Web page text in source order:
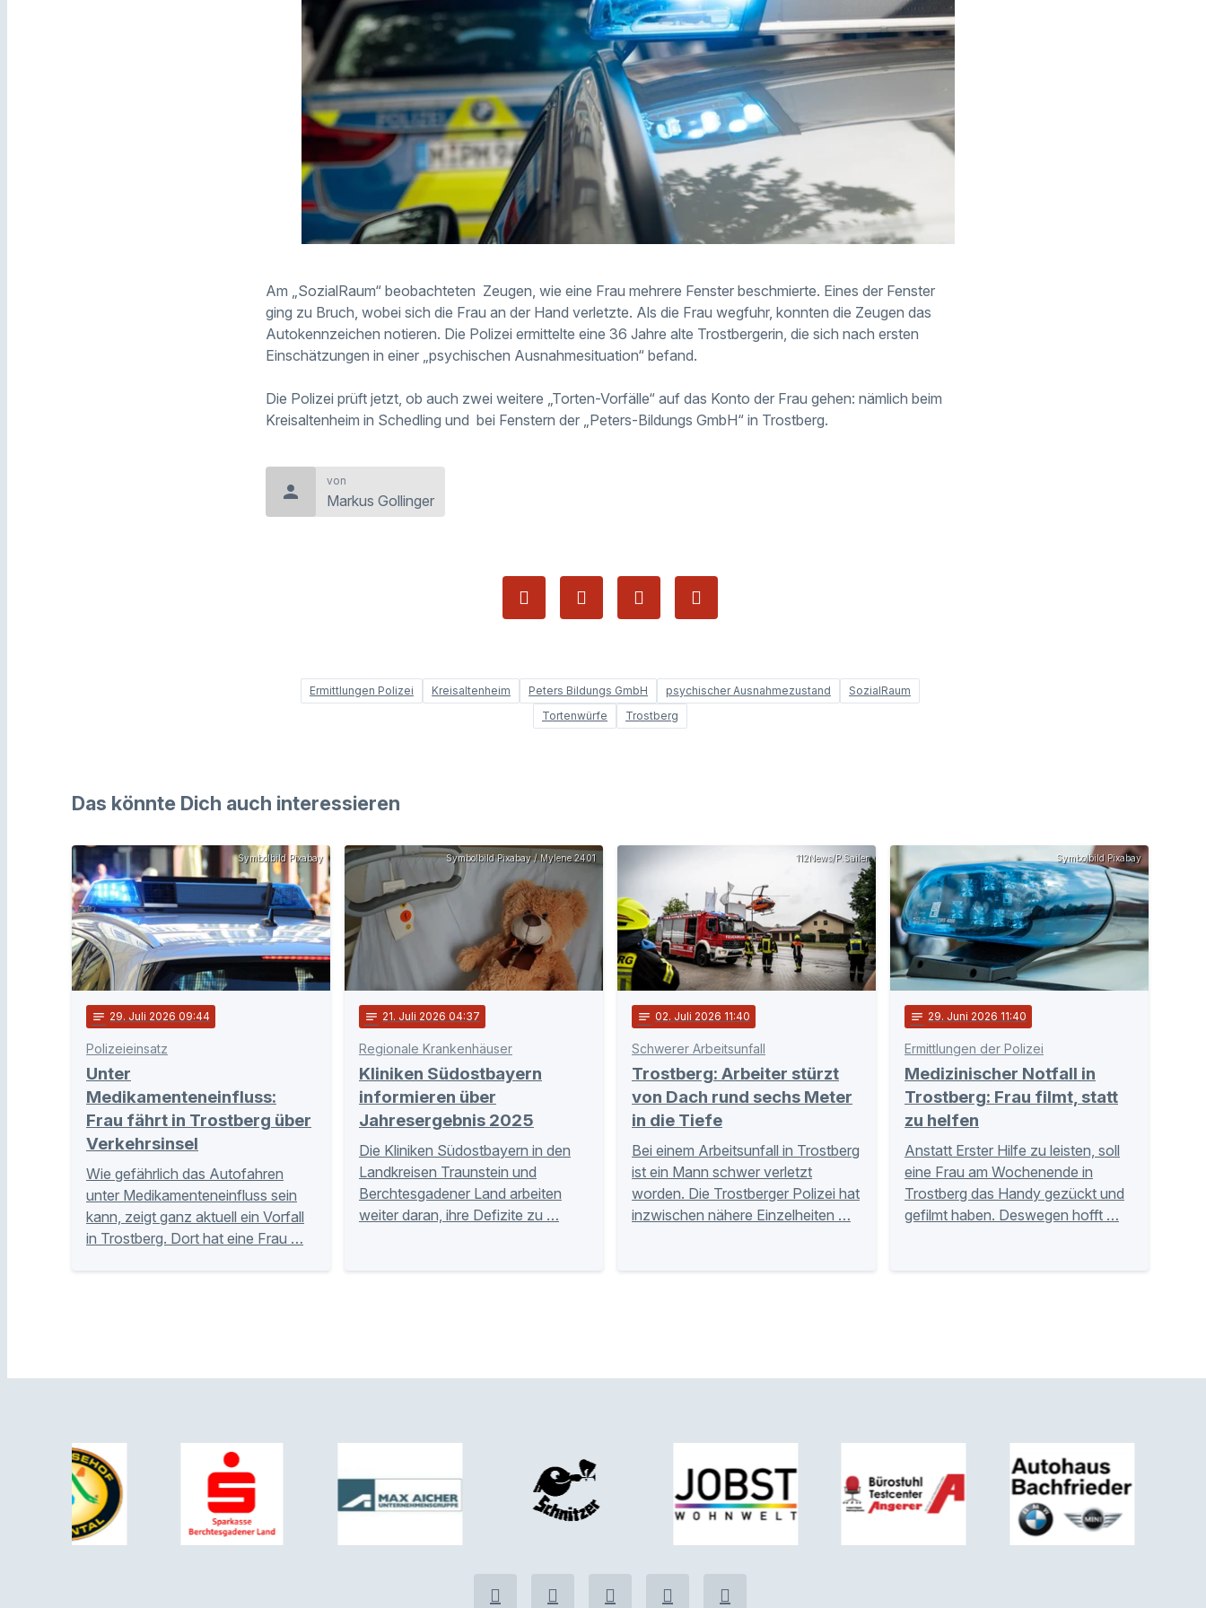
Am „SozialRaum“ beobachteten Zeugen, wie eine Frau mehrere Fenster beschmierte. Eines der Fenster
ging zu Bruch, wobei sich die Frau an der Hand verletzte. Als die Frau wegfuhr, konnten die Zeugen das
Autokennzeichen notieren. Die Polizei ermittelte eine 36 Jahre alte Trostbergerin, die sich nach ersten
Einschätzungen in einer „psychischen Ausnahmesituation“ befand.
Die Polizei prüft jetzt, ob auch zwei weitere „Torten-Vorfälle“ auf das Konto der Frau gehen: nämlich beim
Kreisaltenheim in Schedling und bei Fenstern der „Peters-Bildungs GmbH“ in Trostberg.
person
von
Markus Gollinger
Ermittlungen Polizei Kreisaltenheim Peters Bildungs GmbH psychischer Ausnahmezustand
SozialRaum
Tortenwürfe
Trostberg
Das könnte Dich auch interessieren
Symbolbild Pixabay
notes 29. Juli 2026 09:44
Polizeieinsatz
Unter
Medikamenteneinfluss:
Frau fährt in Trostberg über
Verkehrsinsel
Wie gefährlich das Autofahren
unter Medikamenteneinfluss sein
kann, zeigt ganz aktuell ein Vorfall
in Trostberg. Dort hat eine Frau …
Symbolbild Pixabay / Mylene 2401
notes 21. Juli 2026 04:37
Regionale Krankenhäuser
Kliniken Südostbayern
informieren über
Jahresergebnis 2025
Die Kliniken Südostbayern in den
Landkreisen Traunstein und
Berchtesgadener Land arbeiten
weiter daran, ihre Defizite zu …
112News/P.Sailer
notes 02. Juli 2026 11:40
Schwerer Arbeitsunfall
Trostberg: Arbeiter stürzt
von Dach rund sechs Meter
in die Tiefe
Bei einem Arbeitsunfall in Trostberg
ist ein Mann schwer verletzt
worden. Die Trostberger Polizei hat
inzwischen nähere Einzelheiten …
Symbolbild Pixabay
notes 29. Juni 2026 11:40
Ermittlungen der Polizei
Medizinischer Notfall in
Trostberg: Frau filmt, statt
zu helfen
Anstatt Erster Hilfe zu leisten, soll
eine Frau am Wochenende in
Trostberg das Handy gezückt und
gefilmt haben. Deswegen hofft …